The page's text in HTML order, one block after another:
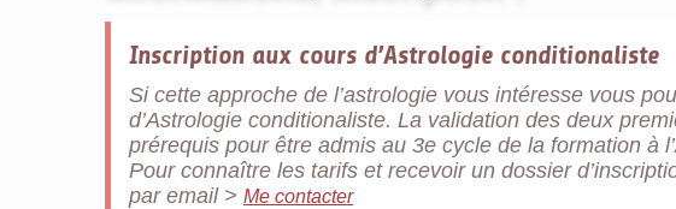
Inscription aux cours d’Astrologie conditionaliste
Si cette approche de l’astrologie vous intéresse vous
d’Astrologie conditionaliste. La validation des deux
prérequis pour être admis au 3e cycle de la formation à
Pour connaître les tarifs et recevoir un dossier
par email > Me contacter